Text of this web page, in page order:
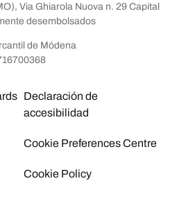
Via Ghiarola Nuova n. 29 Capital
desembolsados
de Módena
Declaración de
accesibilidad
Cookie Preferences Centre
Cookie Policy